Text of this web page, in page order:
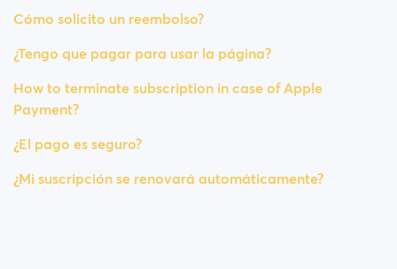
Cómo solicito un reembolso?
¿Tengo que pagar para usar la página?
How to terminate subscription in case of Apple
Payment?
¿El pago es seguro?
¿Mi suscripción se renovará automáticamente?